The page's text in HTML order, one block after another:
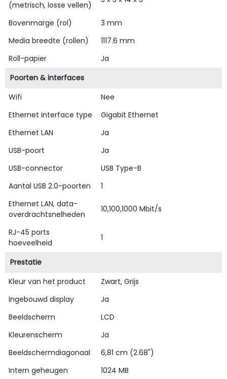
(metrisch, losse vellen)
Bovenmarge (rol)
3 mm
Media breedte (rollen)
1117.6 mm
Roll-papier
Ja
Poorten & interfaces
Wifi
Nee
Ethernet interface type
Gigabit Ethernet
Ethernet LAN
Ja
USB-poort
Ja
USB-connector
USB Type-B
Aantal USB 2.0-poorten
1
Ethernet LAN, data-
overdrachtsnelheden
10,100,1000 Mbit/s
RJ-45 ports
hoeveelheid
1
Prestatie
Kleur van het product
Zwart, Grijs
Ingebouwd display
Ja
Beeldscherm
LCD
Kleurenscherm
Ja
Beeldschermdiagonaal
6,81 cm (2.68")
Intern geheugen
1024 MB